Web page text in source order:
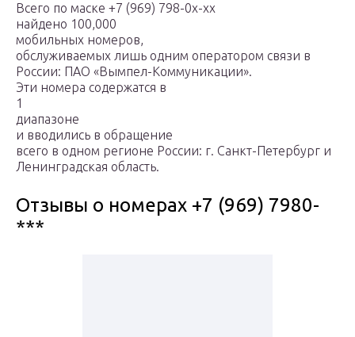
Всего по маске +7 (969) 798-0x-xx
найдено 100,000
мобильных номеров,
обслуживаемых лишь одним оператором связи в
России: ПАО «Вымпел-Коммуникации».
Эти номера содержатся в
1
диапазоне
и вводились в обращение
всего в одном регионе России: г. Санкт-Петербург и
Ленинградская область.
Отзывы о номерах +7 (969) 7980-
***